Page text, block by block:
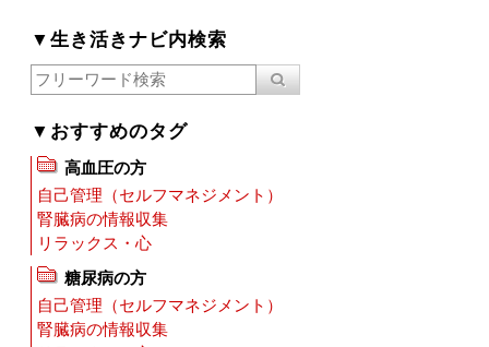
▼生き活きナビ内検索
▼おすすめのタグ
高血圧の方
自己管理（セルフマネジメント）
腎臓病の情報収集
リラックス・心
糖尿病の方
自己管理（セルフマネジメント）
腎臓病の情報収集